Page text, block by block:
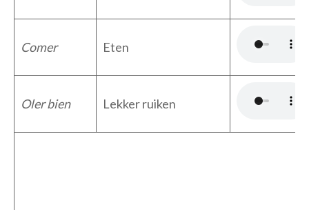
Comer Eten
Oler bien Lekker ruiken